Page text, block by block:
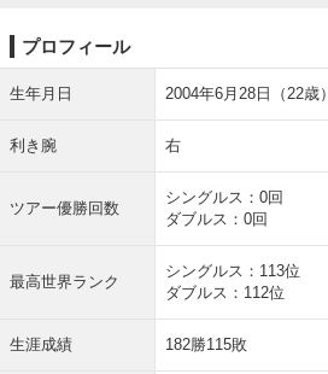
プロフィール
生年月日 2004年6月28日（22歳）
利き腕 右
ツアー優勝回数
シングルス：0回
ダブルス：0回
最高世界ランク
シングルス：113位
ダブルス：112位
生涯成績 182勝115敗